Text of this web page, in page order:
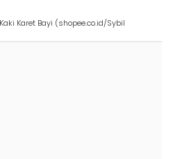
Karet Bayi (shopee.co.id/Sybil